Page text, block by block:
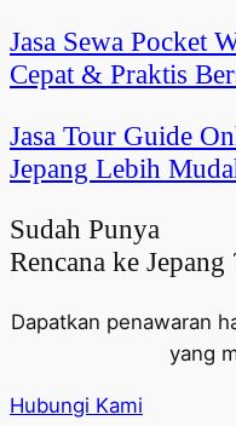
Jasa Sewa Pocket
Cepat & Praktis
Jasa Tour Guide
Jepang Lebih
Sudah Punya
Rencana ke Jepang
Dapatkan penawaran
yang
Hubungi Kami